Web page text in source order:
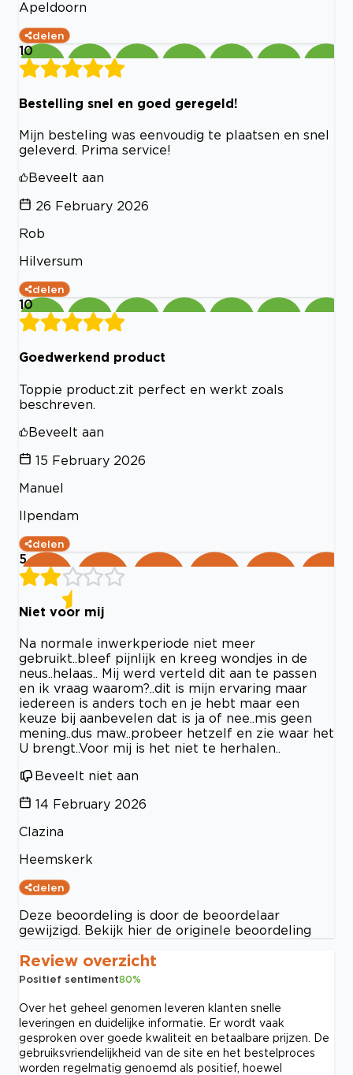
Apeldoorn
delen
10
Bestelling snel en goed geregeld!
Mijn besteling was eenvoudig te plaatsen en snel
geleverd. Prima service!
Beveelt aan
26 February 2026
Rob
Hilversum
delen
10
Goedwerkend product
Toppie product.zit perfect en werkt zoals
beschreven.
Beveelt aan
15 February 2026
Manuel
Ilpendam
delen
5
Niet voor mij
Na normale inwerkperiode niet meer
gebruikt..bleef pijnlijk en kreeg wondjes in de
neus..helaas.. Mij werd verteld dit aan te passen
en ik vraag waarom?..dit is mijn ervaring maar
iedereen is anders toch en je hebt maar een
keuze bij aanbevelen dat is ja of nee..mis geen
mening..dus maw..probeer hetzelf en zie waar het
U brengt..Voor mij is het niet te herhalen..
Beveelt niet aan
14 February 2026
Clazina
Heemskerk
delen
Deze beoordeling is door de beoordelaar
gewijzigd. Bekijk hier de originele beoordeling
Review overzicht
Positief sentiment80%
Over het geheel genomen leveren klanten snelle
leveringen en duidelijke informatie. Er wordt vaak
gesproken over goede kwaliteit en betaalbare prijzen. De
gebruiksvriendelijkheid van de site en het bestelproces
worden regelmatig genoemd als positief, hoewel